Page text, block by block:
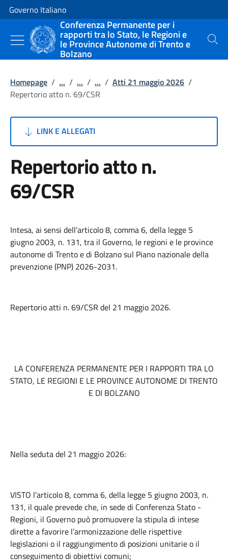
Vai al contenuto
Vai alla navigazione del sito
Governo Italiano
Conferenza Permanente per i
rapporti tra lo Stato, le Regioni e
le Province Autonome di Trento e
Bolzano
Cerca
Homepage / ... / ... / ... / Atti 21 maggio 2026 /
Repertorio atto n. 69/CSR
LINK E ALLEGATI
Repertorio atto n.
69/CSR
Intesa, ai sensi dell’articolo 8, comma 6, della legge 5
giugno 2003, n. 131, tra il Governo, le regioni e le province
autonome di Trento e di Bolzano sul Piano nazionale della
prevenzione (PNP) 2026-2031.
Repertorio atti n. 69/CSR del 21 maggio 2026.
LA CONFERENZA PERMANENTE PER I RAPPORTI TRA LO
STATO, LE REGIONI E LE PROVINCE AUTONOME DI TRENTO
E DI BOLZANO
Nella seduta del 21 maggio 2026:
VISTO l’articolo 8, comma 6, della legge 5 giugno 2003, n.
131, il quale prevede che, in sede di Conferenza Stato -
Regioni, il Governo può promuovere la stipula di intese
dirette a favorire l’armonizzazione delle rispettive
legislazioni o il raggiungimento di posizioni unitarie o il
conseguimento di obiettivi comuni;